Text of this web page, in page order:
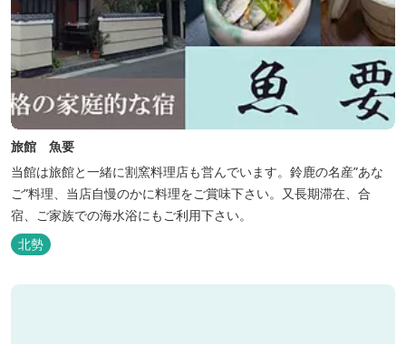
旅館 魚要
当館は旅館と一緒に割窯料理店も営んでいます。鈴鹿の名産”あな
ご”料理、当店自慢のかに料理をご賞味下さい。又長期滞在、合
宿、ご家族での海水浴にもご利用下さい。
北勢